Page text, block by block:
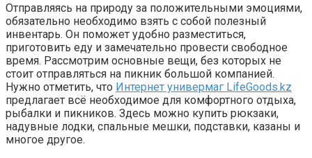
Отправляясь на природу за положительными эмоциями,
обязательно необходимо взять с собой полезный
инвентарь. Он поможет удобно разместиться,
приготовить еду и замечательно провести свободное
время. Рассмотрим основные вещи, без которых не
стоит отправляться на пикник большой компанией.
Нужно отметить, что Интернет универмаг LifeGoods.kz
предлагает всё необходимое для комфортного отдыха,
рыбалки и пикников. Здесь можно купить рюкзаки,
надувные лодки, спальные мешки, подставки, казаны и
многое другое.